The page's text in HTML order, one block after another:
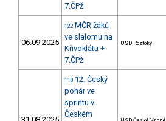
7.ČPž
06.09.2025
122 MČR žáků
ve slalomu na
Křivoklátu +
7.ČPž
USD Roztoky
118 12. Český
pohár ve
sprintu v
Českém